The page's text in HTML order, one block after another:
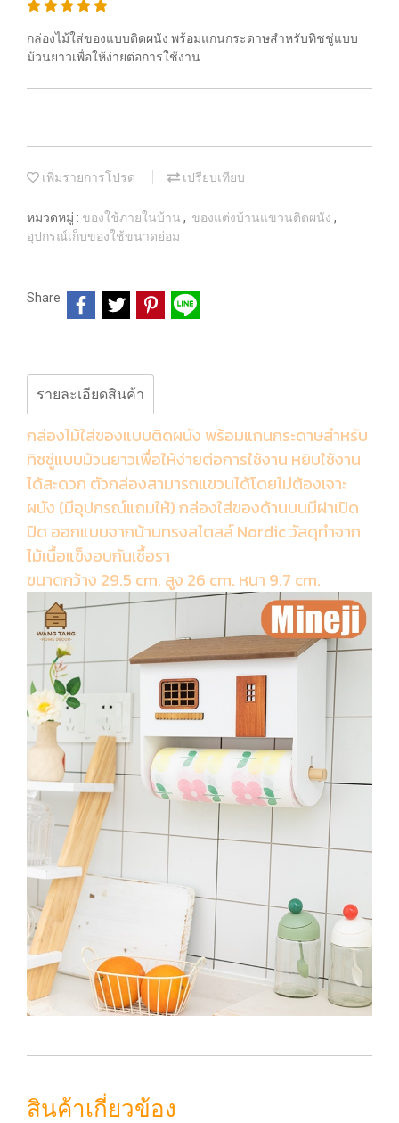
กล่องไม้ใส่ของแบบติดผนัง พร้อมแกนกระดาษสำหรับทิชชู่แบบ
ม้วนยาวเพื่อให้ง่ายต่อการใช้งาน
เพิ่มรายการโปรด เปรียบเทียบ
หมวดหมู่ : ของใช้ภายในบ้าน , ของแต่งบ้านแขวนติดผนัง ,
อุปกรณ์เก็บของใช้ขนาดย่อม
Share
รายละเอียดสินค้า
กล่องไม้ใส่ของแบบติดผนัง พร้อมแกนกระดาษสำหรับ
ทิชชู่แบบม้วนยาวเพื่อให้ง่ายต่อการใช้งาน หยิบใช้งาน
ได้สะดวก ตัวกล่องสามารถแขวนได้โดยไม่ต้องเจาะ
ผนัง (มีอุปกรณ์แถมให้) กล่องใส่ของด้านบนมีฝาเปิด
ปิด ออกแบบจากบ้านทรงสไตลล์ Nordic วัสดุทำจาก
ไม้เนื้อแข็งอบกันเชื้อรา
ขนาดกว้าง 29.5 cm. สูง 26 cm. หนา 9.7 cm.
สินค้าเกี่ยวข้อง